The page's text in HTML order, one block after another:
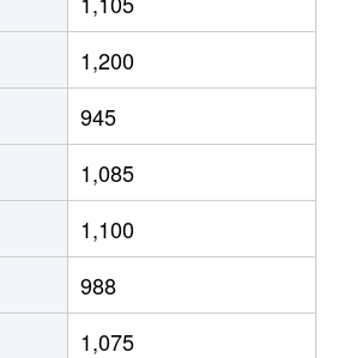
1,200
945
1,085
1,100
988
1,075